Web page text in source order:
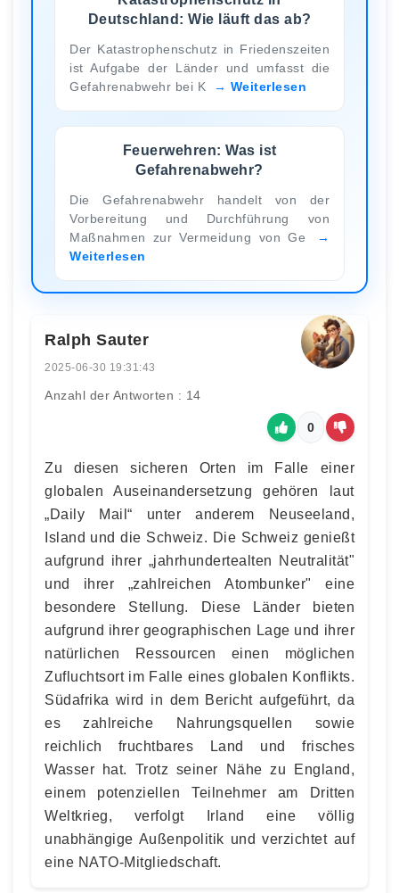
Deutschland: Wie läuft das ab?
Der Katastrophenschutz in Friedenszeiten
ist Aufgabe der Länder und umfasst die
Gefahrenabwehr bei K
Weiterlesen
Feuerwehren: Was ist
Gefahrenabwehr?
Die Gefahrenabwehr handelt von der
Vorbereitung und Durchführung von
Maßnahmen zur Vermeidung von Ge
Weiterlesen
Ralph Sauter
2025-06-30 19:31:43
Anzahl der Antworten : 14
0
Zu diesen sicheren Orten im Falle einer
globalen Auseinandersetzung gehören laut
„Daily Mail“ unter anderem Neuseeland,
Island und die Schweiz. Die Schweiz genießt
aufgrund ihrer „jahrhundertealten Neutralität"
und ihrer „zahlreichen Atombunker" eine
besondere Stellung. Diese Länder bieten
aufgrund ihrer geographischen Lage und ihrer
natürlichen Ressourcen einen möglichen
Zufluchtsort im Falle eines globalen Konflikts.
Südafrika wird in dem Bericht aufgeführt, da
es zahlreiche Nahrungsquellen sowie
reichlich fruchtbares Land und frisches
Wasser hat. Trotz seiner Nähe zu England,
einem potenziellen Teilnehmer am Dritten
Weltkrieg, verfolgt Irland eine völlig
unabhängige Außenpolitik und verzichtet auf
eine NATO-Mitgliedschaft.